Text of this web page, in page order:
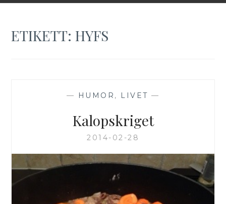
ETIKETT:HYFS
— HUMOR , LIVET —
Kalopskriget
2014-02-28